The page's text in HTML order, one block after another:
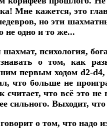
Мне кажется, это
но эти
не одно и то же...
психология,
о том, как
первым ходом d2-
что больше не
что всё это
сильного. Выходит,
о том, что надо